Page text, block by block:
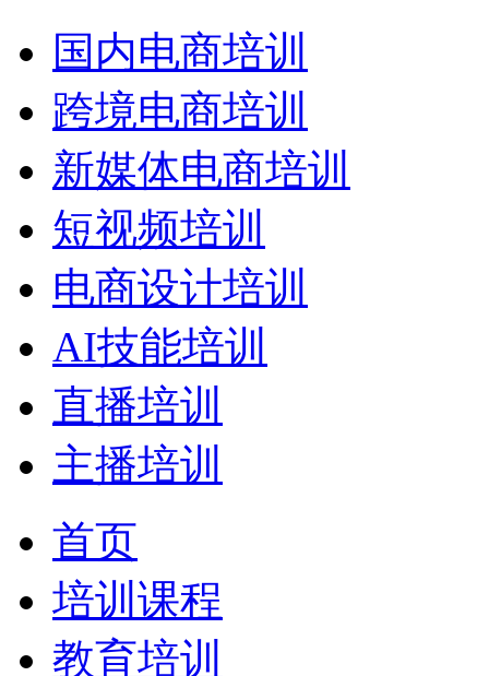
国内电商培训
跨境电商培训
新媒体电商培训
短视频培训
电商设计培训
AI技能培训
直播培训
主播培训
首页
培训课程
教育培训